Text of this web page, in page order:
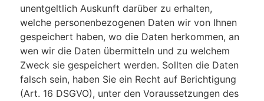
unentgeltlich Auskunft darüber zu erhalten,
welche personenbezogenen Daten wir von Ihnen
gespeichert haben, wo die Daten herkommen, an
wen wir die Daten übermitteln und zu welchem
Zweck sie gespeichert werden. Sollten die Daten
falsch sein, haben Sie ein Recht auf Berichtigung
(Art. 16 DSGVO), unter den Voraussetzungen des